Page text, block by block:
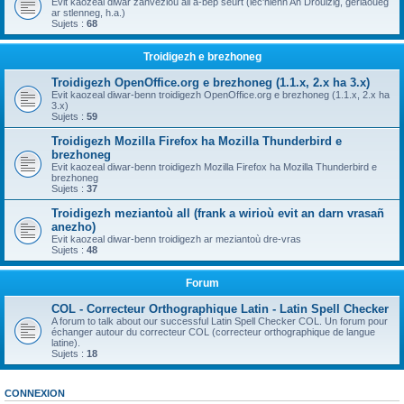
ar stlenneg, h.a.)
Sujets : 68
Troidigezh e brezhoneg
Troidigezh OpenOffice.org e brezhoneg (1.1.x, 2.x ha 3.x)
Evit kaozeal diwar-benn troidigezh OpenOffice.org e brezhoneg (1.1.x, 2.x ha
3.x)
Sujets : 59
Troidigezh Mozilla Firefox ha Mozilla Thunderbird e
brezhoneg
Evit kaozeal diwar-benn troidigezh Mozilla Firefox ha Mozilla Thunderbird e
brezhoneg
Sujets : 37
Troidigezh meziantoù all (frank a wirioù evit an darn vrasañ
anezho)
Evit kaozeal diwar-benn troidigezh ar meziantoù dre-vras
Sujets : 48
Forum
COL - Correcteur Orthographique Latin - Latin Spell Checker
A forum to talk about our successful Latin Spell Checker COL. Un forum pour
échanger autour du correcteur COL (correcteur orthographique de langue
latine).
Sujets : 18
CONNEXION